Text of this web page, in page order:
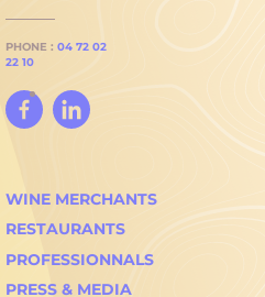
PHONE : 04 72 02
22 10
FacebookLinked
WINE MERCHANTS
RESTAURANTS
PROFESSIONNALS
PRESS & MEDIA